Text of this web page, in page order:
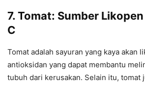
7. Tomat: Sumber
C
Tomat adalah sayuran yang kaya akan
antioksidan yang dapat membantu
tubuh dari kerusakan. Selain itu, tomat